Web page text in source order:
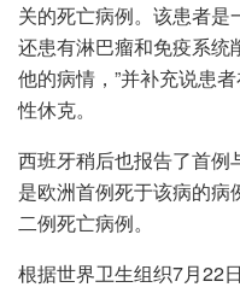
关的死亡病例。该患者
还患有淋巴瘤和免疫系统
他的病情，”并补充说患
性休克。
西班牙稍后也报告了首例
是欧洲首例死于该病的
二例死亡病例。
根据世界卫生组织7月22